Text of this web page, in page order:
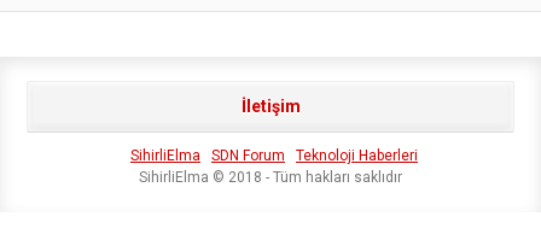
İletişim
SihirliElma SDN Forum
Teknoloji Haberleri
SihirliElma © 2018 - Tüm hakları saklıdır